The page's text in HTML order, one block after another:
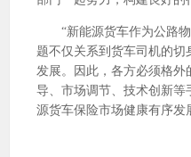
“新能源货车作为公路物
题不仅关系到货车司机的切
发展。因此，各方必须格外
导、市场调节、技术创新
源货车保险市场健康有序发